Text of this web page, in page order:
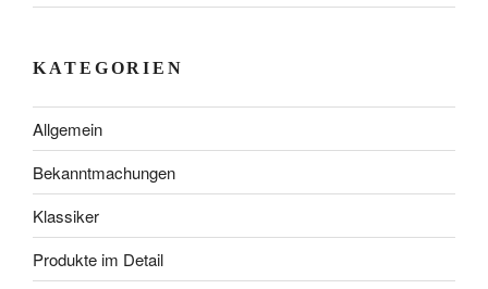
KATEGORIEN
Allgemein
Bekanntmachungen
Klassiker
Produkte im Detail